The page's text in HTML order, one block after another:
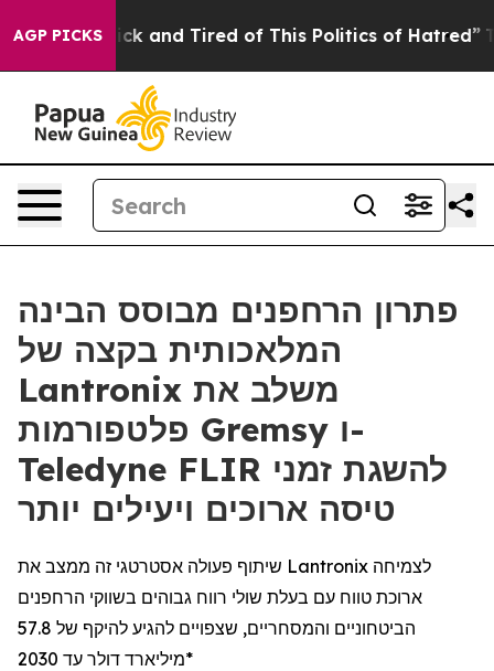
AGP PICKS
Sick and Tired of This Politics of Hatred” The
פתרון הרחפנים מבוסס הבינה
המלאכותית בקצה של
Lantronix משלב את
פלטפורמות Gremsy ו-
Teledyne FLIR להשגת זמני
טיסה ארוכים ויעילים יותר
שיתוף פעולה אסטרטגי זה ממצב את Lantronix לצמיחה
ארוכת טווח עם בעלת שולי רווח גבוהים בשווקי הרחפנים
הביטחוניים והמסחריים, שצפויים להגיע להיקף של 57.8
מיליארד דולר עד 2030*